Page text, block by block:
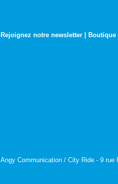
Rejoignez notre newsletter| Boutique
Angy Communication / City Ride - 9 rue